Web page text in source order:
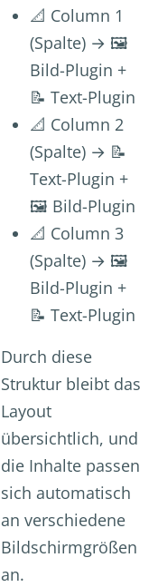
📐 Column 1
(Spalte) → 🖼️
Bild-Plugin +
📝 Text-Plugin
📐 Column 2
(Spalte) → 📝
Text-Plugin +
🖼️ Bild-Plugin
📐 Column 3
(Spalte) → 🖼️
Bild-Plugin +
📝 Text-Plugin
Durch diese
Struktur bleibt das
Layout
übersichtlich, und
die Inhalte passen
sich automatisch
an verschiedene
Bildschirmgrößen
an.